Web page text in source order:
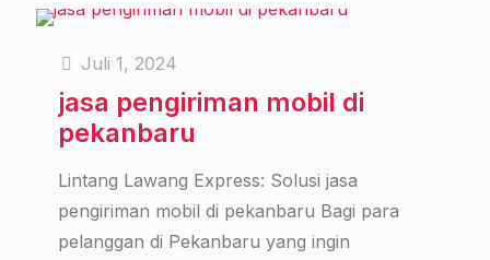
Juli 1, 2024
jasa pengiriman mobil di
pekanbaru
Lintang Lawang Express: Solusi jasa
pengiriman mobil di pekanbaru Bagi para
pelanggan di Pekanbaru yang ingin